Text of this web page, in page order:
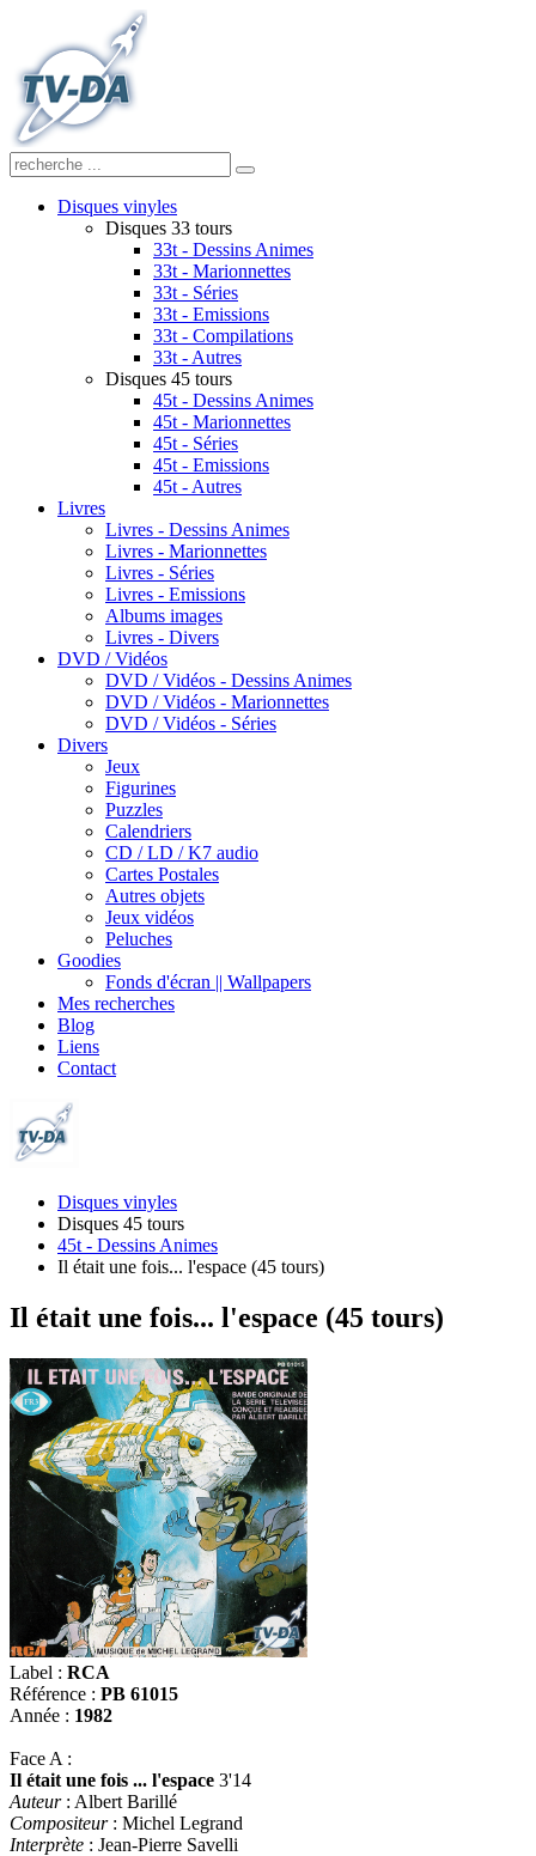
Disques vinyles
Disques 33 tours
33t - Dessins Animes
33t - Marionnettes
33t - Séries
33t - Emissions
33t - Compilations
33t - Autres
Disques 45 tours
45t - Dessins Animes
45t - Marionnettes
45t - Séries
45t - Emissions
45t - Autres
Livres
Livres - Dessins Animes
Livres - Marionnettes
Livres - Séries
Livres - Emissions
Albums images
Livres - Divers
DVD / Vidéos
DVD / Vidéos - Dessins Animes
DVD / Vidéos - Marionnettes
DVD / Vidéos - Séries
Divers
Jeux
Figurines
Puzzles
Calendriers
CD / LD / K7 audio
Cartes Postales
Autres objets
Jeux vidéos
Peluches
Goodies
Fonds d'écran || Wallpapers
Mes recherches
Blog
Liens
Contact
Disques vinyles
Disques 45 tours
45t - Dessins Animes
Il était une fois... l'espace (45 tours)
Il était une fois... l'espace (45 tours)
Label : RCA
Référence : PB 61015
Année : 1982
Face A :
Il était une fois ... l'espace 3'14
Auteur: Albert Barillé
Compositeur: Michel Legrand
Interprète : Jean-Pierre Savelli